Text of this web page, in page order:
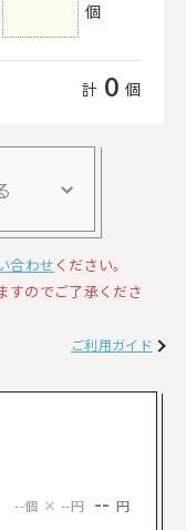
個
計 0 個
合わせください。
すのでご了承くださ
ご利用ガイド
--個 × --円 -- 円